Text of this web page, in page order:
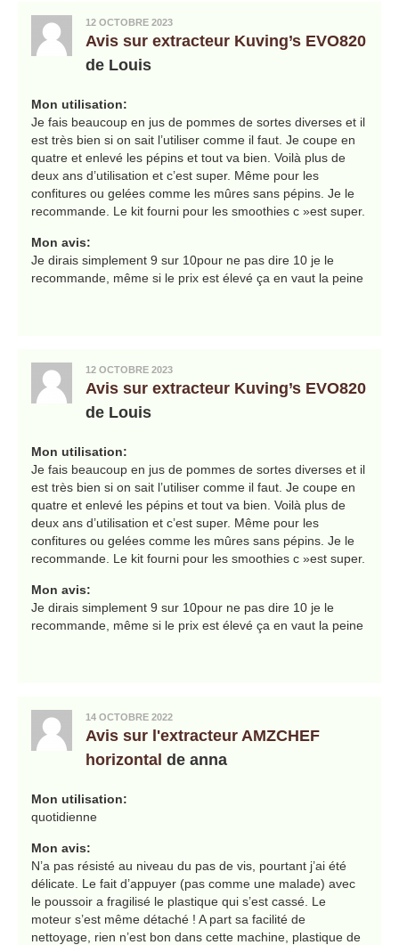
12 OCTOBRE 2023
Avis sur extracteur Kuving’s EVO820
de Louis
Mon utilisation:
Je fais beaucoup en jus de pommes de sortes diverses et il
est très bien si on sait l’utiliser comme il faut. Je coupe en
quatre et enlevé les pépins et tout va bien. Voilà plus de
deux ans d’utilisation et c’est super. Même pour les
confitures ou gelées comme les mûres sans pépins. Je le
recommande. Le kit fourni pour les smoothies c »est super.
Mon avis:
Je dirais simplement 9 sur 10pour ne pas dire 10 je le
recommande, même si le prix est élevé ça en vaut la peine
12 OCTOBRE 2023
Avis sur extracteur Kuving’s EVO820
de Louis
Mon utilisation:
Je fais beaucoup en jus de pommes de sortes diverses et il
est très bien si on sait l’utiliser comme il faut. Je coupe en
quatre et enlevé les pépins et tout va bien. Voilà plus de
deux ans d’utilisation et c’est super. Même pour les
confitures ou gelées comme les mûres sans pépins. Je le
recommande. Le kit fourni pour les smoothies c »est super.
Mon avis:
Je dirais simplement 9 sur 10pour ne pas dire 10 je le
recommande, même si le prix est élevé ça en vaut la peine
14 OCTOBRE 2022
Avis sur l'extracteur AMZCHEF
horizontal de anna
Mon utilisation:
quotidienne
Mon avis:
N’a pas résisté au niveau du pas de vis, pourtant j’ai été
délicate. Le fait d’appuyer (pas comme une malade) avec
le poussoir a fragilisé le plastique qui s’est cassé. Le
moteur s’est même détaché ! A part sa facilité de
nettoyage, rien n’est bon dans cette machine, plastique de